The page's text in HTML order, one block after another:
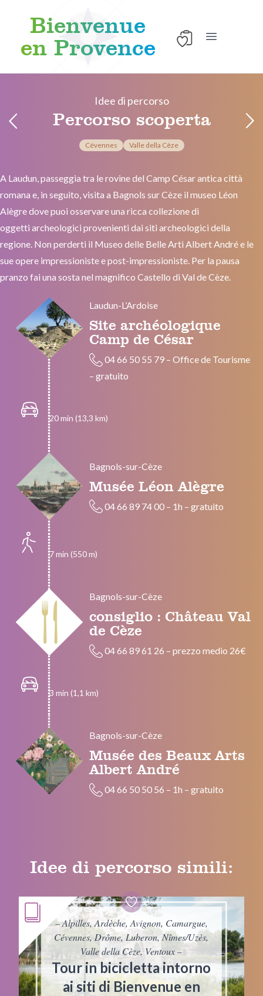
Bienvenue
en Provence
Apri il menu
Idee di percorso
Percorso scoperta
Cévennes Valle della Cèze
A Laudun, passeggia tra le rovine del Camp César antica città
romana e, in seguito, visita a Bagnols sur Cèze il museo Léon
Alègre dove puoi osservare una ricca collezione di
oggetti archeologici provenienti dai siti archeologici della
regione. Non perderti il Museo delle Belle Arti Albert André e le
sue opere impressioniste e post-impressioniste. Per la pausa
pranzo fai una sosta nel magnifico Castello di Val de Cèze.
Laudun-L’Ardoise
Site archéologique
Camp de César
04 66 50 55 79 – Office de Tourisme
– gratuito
20 min (13,3 km)
Bagnols-sur-Cèze
Musée Léon Alègre
04 66 89 74 00 – 1h – gratuito
7 min (550 m)
Bagnols-sur-Cèze
consiglio : Château Val
de Cèze
04 66 89 61 26 – prezzo medio 26€
3 min (1,1 km)
Bagnols-sur-Cèze
Musée des Beaux Arts
Albert André
04 66 50 50 56 – 1h – gratuito
Idee di percorso simili:
– Alpilles, Ardèche, Avignon, Camargue,
Cévennes, Drôme, Luberon, Nîmes/Uzès,
Valle della Cèze, Ventoux –
Tour in bicicletta intorno
ai siti di Bienvenue en